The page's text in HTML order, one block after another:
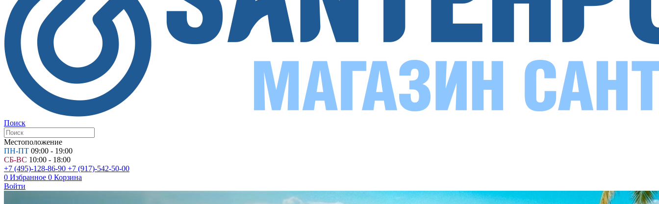
Поиск
Местоположение
ПН-ПТ 09:00 - 19:00
СБ-ВС 10:00 - 18:00
+7 (495)-128-86-90 +7 (917)-542-50-00
0 Избранное 0 Корзина
Войти